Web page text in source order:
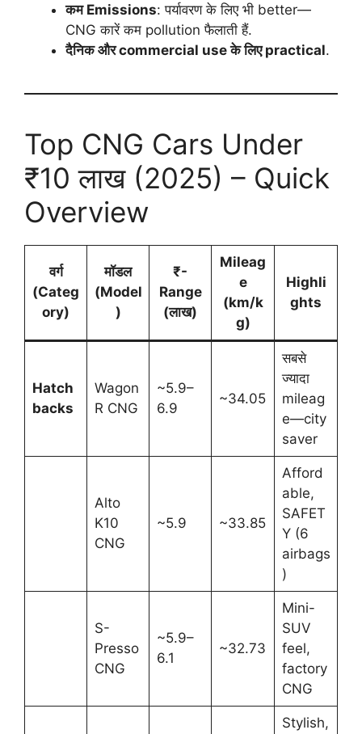
कम Emissions: पर्यावरण के लिए भी better—
CNG कारें कम pollution फैलाती हैं.
दैनिक और commercial use के लिए practical.
Top CNG Cars Under
₹10 लाख (2025) – Quick
Overview
वर्ग
(Categ
ory)
मॉडल
(Model
)
₹-
Range
(लाख)
Mileag
e
(km/k
g)
Highli
ghts
Hatch
backs
Wagon
R CNG
~5.9–
6.9
~34.05
सबसे
ज्यादा
mileag
e—city
saver
Alto
K10
CNG
~5.9 ~33.85
Afford
able,
SAFET
Y (6
airbags
)
S-
Presso
CNG
~5.9–
6.1
~32.73
Mini-
SUV
feel,
factory
CNG
Stylish,